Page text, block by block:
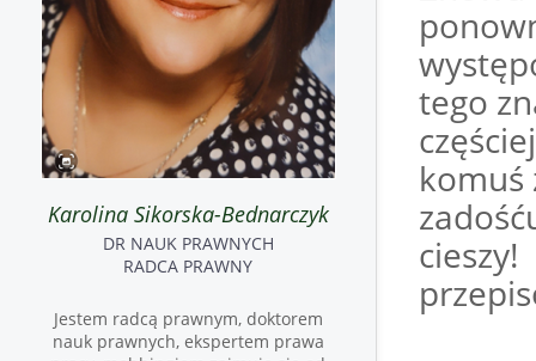
tego
komuś
cieszy!
Karolina Sikorska-Bednarczyk
DR NAUK PRAWNYCH
RADCA PRAWNY
Jestem radcą prawnym, doktorem
nauk prawnych, ekspertem prawa